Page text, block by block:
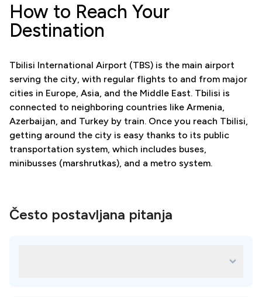
How to Reach Your
Destination
Tbilisi International Airport (TBS) is the main airport
serving the city, with regular flights to and from major
cities in Europe, Asia, and the Middle East. Tbilisi is
connected to neighboring countries like Armenia,
Azerbaijan, and Turkey by train. Once you reach Tbilisi,
getting around the city is easy thanks to its public
transportation system, which includes buses,
minibusses (marshrutkas), and a metro system.
Često postavljana pitanja